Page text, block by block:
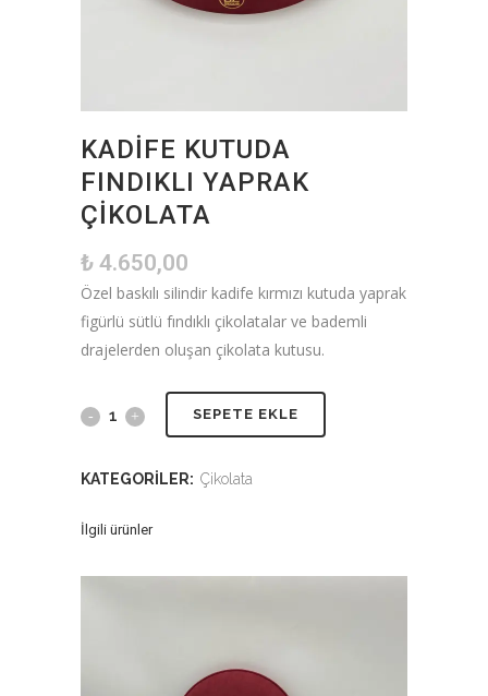
KADIFE KUTUDA
FINDIKLI YAPRAK
ÇIKOLATA
₺ 4.650,00
Özel baskılı silindir kadife kırmızı kutuda yaprak
figürlü sütlü fındıklı çikolatalar ve bademli
drajelerden oluşan çikolata kutusu.
SEPETE EKLE
KATEGORILER: Çikolata
İlgili ürünler